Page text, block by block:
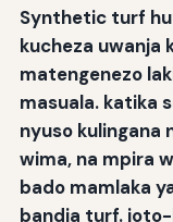
Synthetic turf
kucheza uwanja
matengenezo
masuala. katika
nyuso kulingana
wima, na mpira
bado mamlaka
bandia turf. joto-